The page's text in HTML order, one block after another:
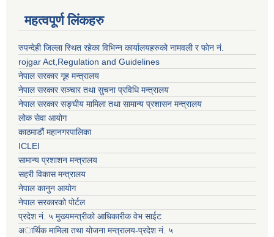
महत्वपूर्ण लिंकहरु
रुपन्देही जिल्ला स्थित रहेका विभिन्न कार्यालयहरुको नामवली र फाेन न‌ं.
rojgar Act,Regulation and Guidelines
नेपाल सरकार गृह मन्त्रालय
नेपाल सरकार सञ्चार तथा सुचना प्रविधि मन्त्रालय
नेपाल सरकार सङ्घीय मामिला तथा सामान्य प्रशासन मन्त्रालय
लोक सेवा आयोग
काठमाडौं महानगरपालिका
ICLEI
सामान्य प्रशाशन मन्त्रालय
सहरी विकास मन्त्रालय
नेपाल कानुन आयोग
नेपाल सरकारको पोर्टल
प्रदेश नं. ५ मुख्यमन्त्रीको आधिकारीक वेभ साईट
अार्थिक मामिला तथा योजना मन्त्रालय-प्रदेश नं. ५